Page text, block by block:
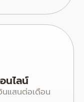
นไลน์
นแสนต่อเดือน